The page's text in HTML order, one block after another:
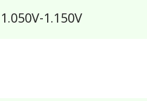
1.050V-1.150V